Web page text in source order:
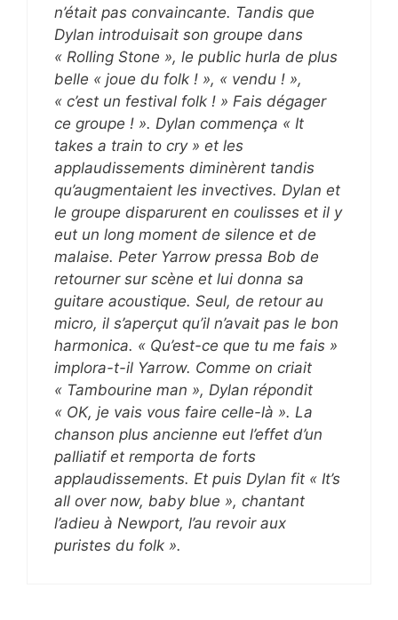
n’était pas convaincante. Tandis que
Dylan introduisait son groupe dans
« Rolling Stone », le public hurla de plus
belle « joue du folk ! », « vendu ! »,
« c’est un festival folk ! » Fais dégager
ce groupe ! ». Dylan commença « It
takes a train to cry » et les
applaudissements diminèrent tandis
qu’augmentaient les invectives. Dylan et
le groupe disparurent en coulisses et il y
eut un long moment de silence et de
malaise. Peter Yarrow pressa Bob de
retourner sur scène et lui donna sa
guitare acoustique. Seul, de retour au
micro, il s’aperçut qu’il n’avait pas le bon
harmonica. « Qu’est-ce que tu me fais »
implora-t-il Yarrow. Comme on criait
« Tambourine man », Dylan répondit
« OK, je vais vous faire celle-là ». La
chanson plus ancienne eut l’effet d’un
palliatif et remporta de forts
applaudissements. Et puis Dylan fit « It’s
all over now, baby blue », chantant
l’adieu à Newport, l’au revoir aux
puristes du folk ».